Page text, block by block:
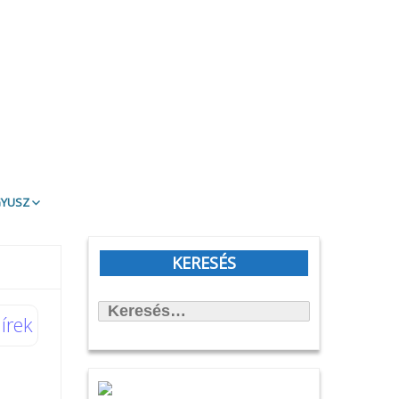
Könyvklub
lépegető
KERESÉS